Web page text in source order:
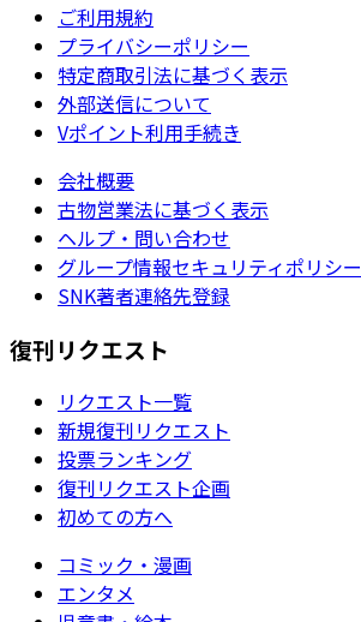
ご利用規約
プライバシーポリシー
特定商取引法に基づく表示
外部送信について
Vポイント利用手続き
会社概要
古物営業法に基づく表示
ヘルプ・問い合わせ
グループ情報セキュリティポリシー
SNK著者連絡先登録
復刊リクエスト
リクエスト一覧
新規復刊リクエスト
投票ランキング
復刊リクエスト企画
初めての方へ
コミック・漫画
エンタメ